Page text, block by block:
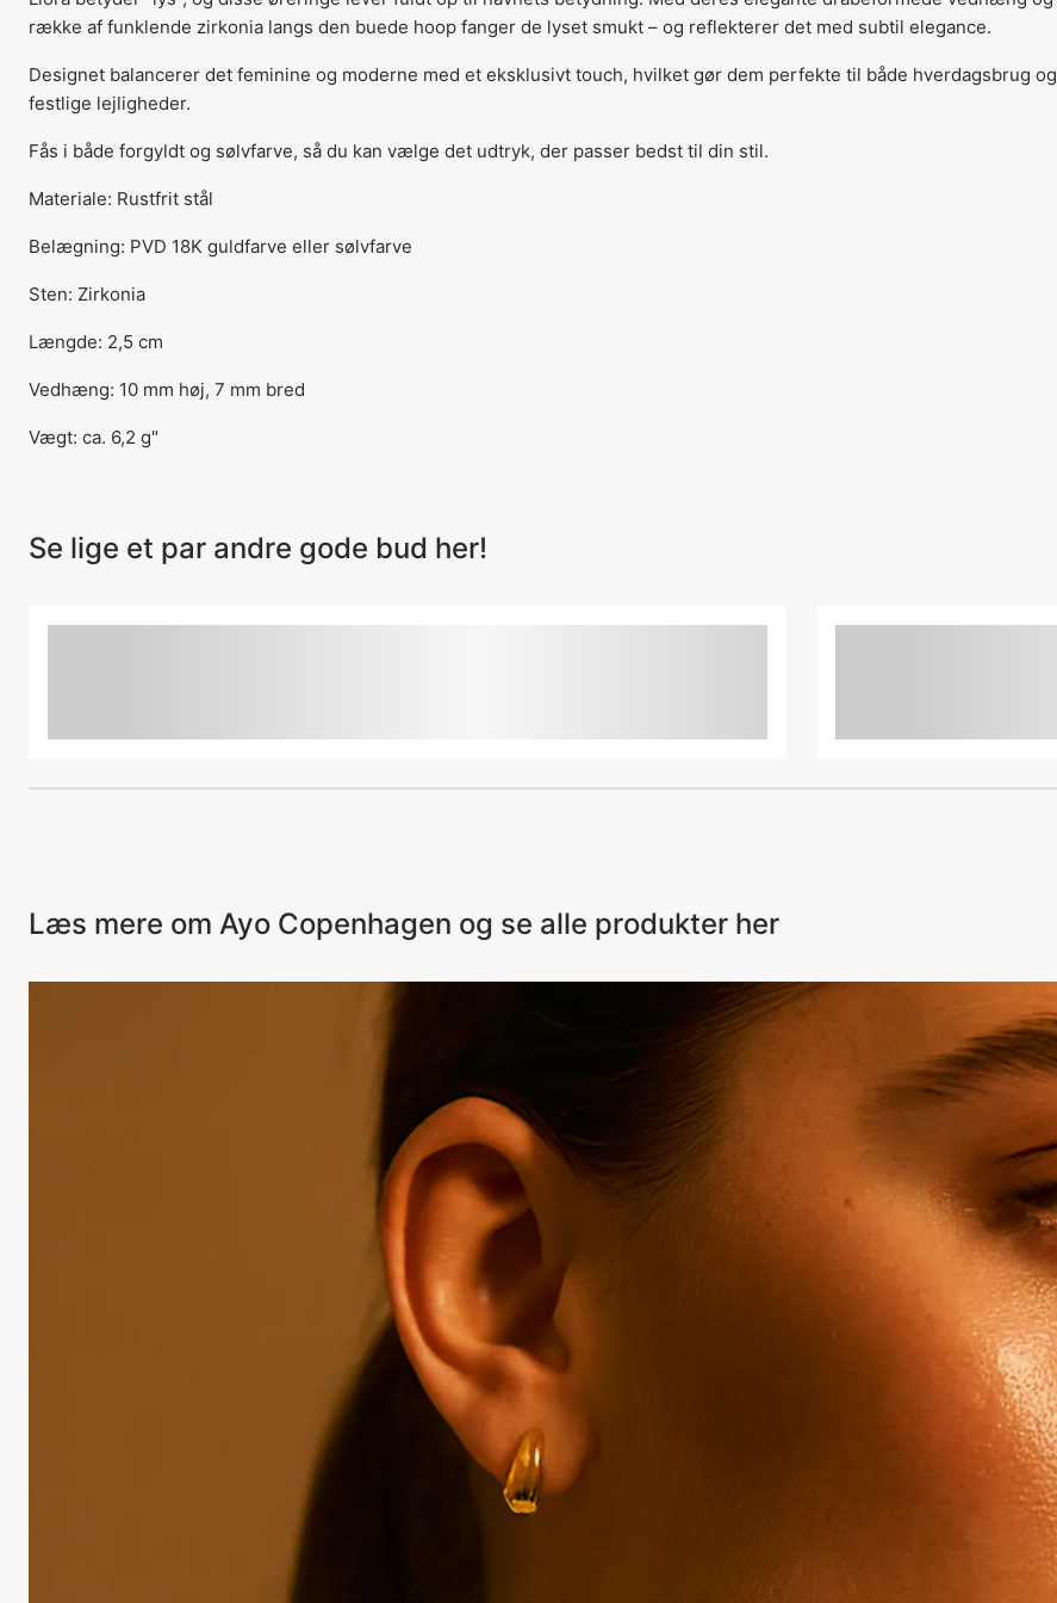
Varen er tilføjet til
række af funklende zirkonia langs den buede hoop fanger de lyset smukt – og reflekterer det med subtil elegance.
Designet balancerer det feminine og moderne med et eksklusivt touch, hvilket gør dem perfekte til både hverdagsbrug og
festlige lejligheder.
Fås i både forgyldt og sølvfarve, så du kan vælge det udtryk, der passer bedst til din stil.
Materiale: Rustfrit stål
Belægning: PVD 18K guldfarve eller sølvfarve
Sten: Zirkonia
Længde: 2,5 cm
Vedhæng: 10 mm høj, 7 mm bred
Vægt: ca. 6,2 g"
Se lige et par andre gode bud her!
Læs mere om Ayo Copenhagen og se alle produkter her